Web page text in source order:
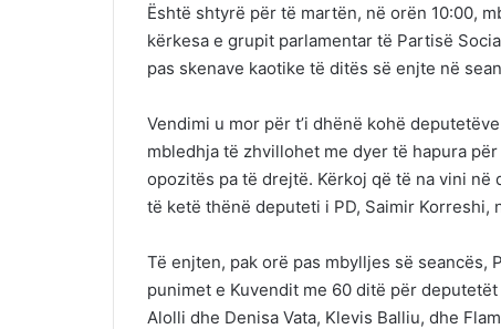
Është shtyrë për të martën, në orën 10:00,
kërkesa e grupit parlamentar të Partisë
pas skenave kaotike të ditës së enjte në
Vendimi u mor për t’i dhënë kohë
mbledhja të zhvillohet me dyer të hapura
opozitës pa të drejtë. Kërkoj që të na vini
të ketë thënë deputeti i PD, Saimir Korreshi,
Të enjten, pak orë pas mbylljes së
punimet e Kuvendit me 60 ditë për
Alolli dhe Denisa Vata, Klevis Balliu, dhe